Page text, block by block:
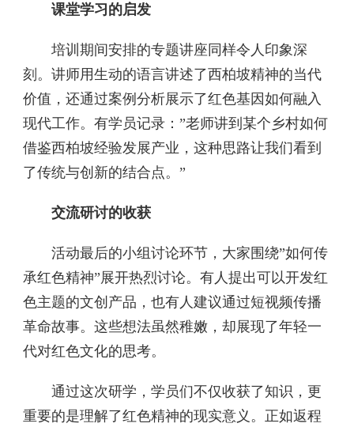
课堂学习的启发
培训期间安排的专题讲座同样令人印象深
刻。讲师用生动的语言讲述了西柏坡精神的当代
价值，还通过案例分析展示了红色基因如何融入
现代工作。有学员记录：”老师讲到某个乡村如何
借鉴西柏坡经验发展产业，这种思路让我们看到
了传统与创新的结合点。”
交流研讨的收获
活动最后的小组讨论环节，大家围绕”如何传
承红色精神”展开热烈讨论。有人提出可以开发红
色主题的文创产品，也有人建议通过短视频传播
革命故事。这些想法虽然稚嫩，却展现了年轻一
代对红色文化的思考。
通过这次研学，学员们不仅收获了知识，更
重要的是理解了红色精神的现实意义。正如返程